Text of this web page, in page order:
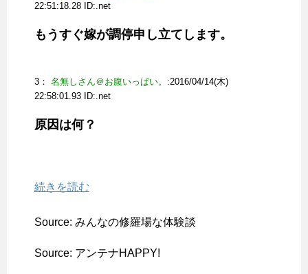
22:51:18.28 ID:.net
もうすぐ嫁が調停申し立てします。
3： 名無しさん＠お腹いっぱい。 :2016/04/14(木)
22:58:01.93 ID:.net
原因は何？
続きを読む
Source: みんなの修羅場な体験談
Source: アンテナHAPPY!